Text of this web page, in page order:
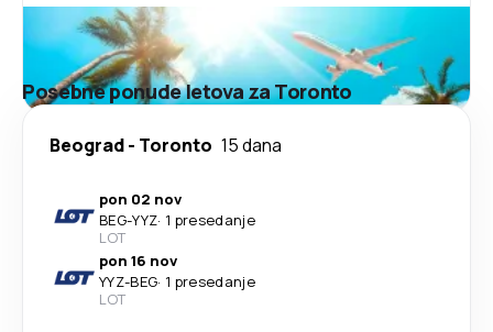
Posebne ponude letova za Toronto
Beograd- Toronto 15 dana
pon 02 nov
BEG-YYZ· 1 presedanje
LOT
pon 16 nov
YYZ-BEG· 1 presedanje
LOT